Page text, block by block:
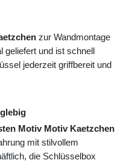
zur Wandmontage
geliefert und ist schnell
jederzeit griffbereit und
Motiv Motiv Kaetzchen
mit stilvollem
die Schlüsselbox